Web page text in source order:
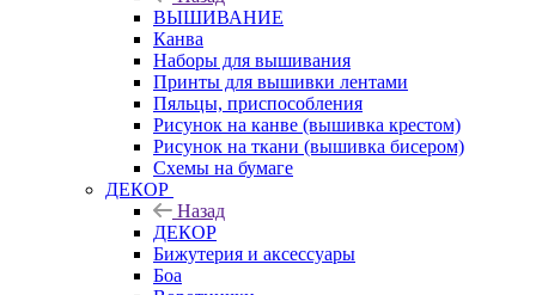
ВЫШИВАНИЕ
Канва
Наборы для вышивания
Принты для вышивки лентами
Пяльцы, приспособления
Рисунок на канве (вышивка крестом)
Рисунок на ткани (вышивка бисером)
Схемы на бумаге
ДЕКОР
Назад
ДЕКОР
Бижутерия и аксессуары
Боа